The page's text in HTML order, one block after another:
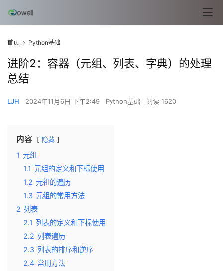
首页 Python基础
进阶2：容器（元组、列表、字典）的处理
总结
LJH 2024年11月6日 下午2:49 Python基础 阅读 1620
内容 隐藏
1 元组
1.1 元组的定义和下标使用
1.2 元祖的遍历
1.3 元组的常用方法
2 列表
2.1 列表的定义和下标使用
2.2 列表遍历
2.3 列表的排序和逆序
2.4 常用方法